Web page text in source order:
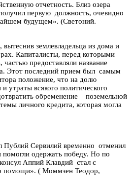
отчетность. Близ озера
первую должность, очевидно
будущем». (Светоний.
вытеснив землевладельца из дома и
Капиталисты, перед которыми
предоставляли название
Этот последний прием был самым
положение, что на долю
утраты всякого политического
обременение
поземельной
личного кредита, которая могла
Публий Сервилий временно отменил
помогли одержать победу. Но по
Аппий Клавдий стал с
помощи». ( Моммзен Теодор,